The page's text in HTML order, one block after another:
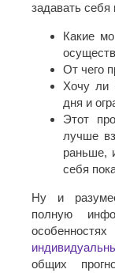
задавать себя
Какие
От чего
Хочу ли
дня и
Этот
лучше
раньше,
себя
Ну и
полную
общих